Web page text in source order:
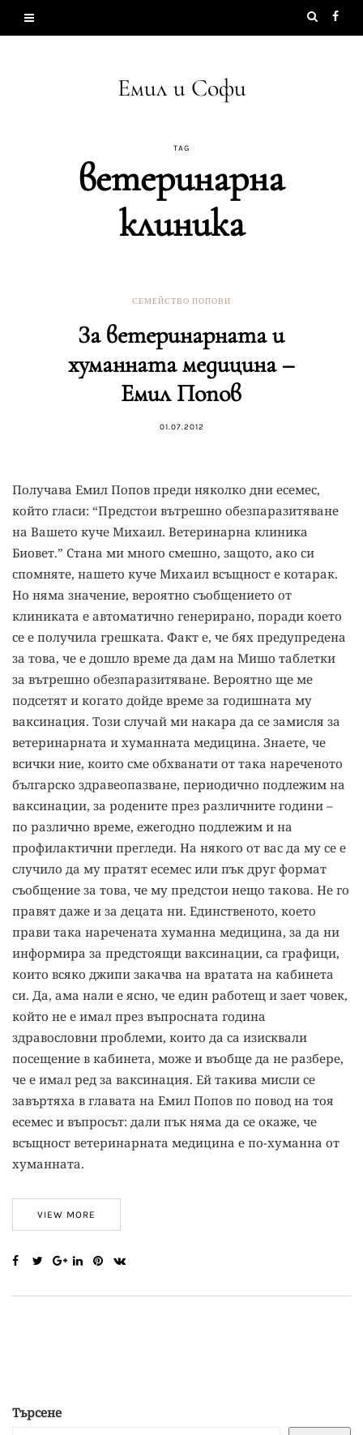
Емил и Софи
TAG
ветеринарна
клиника
СЕМЕЙСТВО ПОПОВИ
За ветеринарната и
хуманната медицина –
Емил Попов
01.07.2012
Получава Емил Попов преди няколко дни есемес,
който гласи: “Предстои вътрешно обезпаразитяване
на Вашето куче Михаил. Ветеринарна клиника
Биовет.” Стана ми много смешно, защото, ако си
спомняте, нашето куче Михаил всъщност е котарак.
Но няма значение, вероятно съобщението от
клиниката е автоматично генерирано, поради което
се е получила грешката. Факт е, че бях предупредена
за това, че е дошло време да дам на Мишо таблетки
за вътрешно обезпаразитяване. Вероятно ще ме
подсетят и когато дойде време за годишната му
ваксинация. Този случай ми накара да се замисля за
ветеринарната и хуманната медицина. Знаете, че
всички ние, които сме обхванати от така нареченото
българско здравеопазване, периодично подлежим на
ваксинации, за родените през различните години –
по различно време, ежегодно подлежим и на
профилактични прегледи. На някого от вас да му се е
случило да му пратят есемес или пък друг формат
съобщение за това, че му предстои нещо такова. Не го
правят даже и за децата ни. Единственото, което
прави така наречената хуманна медицина, за да ни
информира за предстоящи ваксинации, са графици,
които всяко джипи закачва на вратата на кабинета
си. Да, ама нали е ясно, че един работещ и зает човек,
който не е имал през въпросната година
здравословни проблеми, които да са изисквали
посещение в кабинета, може и въобще да не разбере,
че е имал ред за ваксинация. Ей такива мисли се
завъртяха в главата на Емил Попов по повод на тоя
есемес и въпросът: дали пък няма да се окаже, че
всъщност ветеринарната медицина е по-хуманна от
хуманната.
VIEW MORE
Търсене